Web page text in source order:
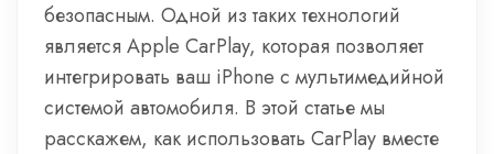
безопасным. Одной из таких технологий
является Apple CarPlay, которая позволяет
интегрировать ваш iPhone с мультимедийной
системой автомобиля. В этой статье мы
расскажем, как использовать CarPlay вместе